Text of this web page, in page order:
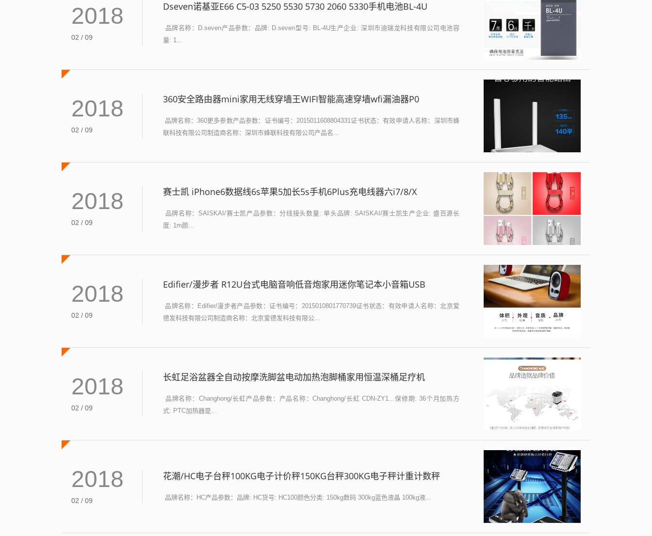
2018
02 / 09
Dseven诺基亚E66 C5-03 5250 5530 5730 2060 5330手机电池BL-4U
品牌名称：D.seven产品参数：品牌: D.seven型号: BL-4U生产企业: 深圳市迪瑞龙科技有限公司电池容
量: 1...
2018
02 / 09
360安全路由器mini家用无线穿墙王WIFI智能高速穿墙wfi漏油器P0
品牌名称：360更多参数产品参数：证书编号：2015011608804331证书状态：有效申请人名称：深圳市蜂
联科技有限公司制造商名称：深圳市蜂联科技有限公司产品名...
2018
02 / 09
赛士凯 iPhone6数据线6s苹果5加长5s手机6Plus充电线器六i7/8/X
品牌名称：SAISKAI/赛士凯产品参数：分线接头数量: 单头品牌: SAISKAI/赛士凯生产企业: 盛百源长
度: 1m颜...
2018
02 / 09
Edifier/漫步者 R12U台式电脑音响低音炮家用迷你笔记本小音箱USB
品牌名称：Edifier/漫步者产品参数：证书编号：2015010801770739证书状态：有效申请人名称：北京爱
德发科技有限公司制造商名称：北京爱德发科技有限公...
2018
02 / 09
长虹足浴盆器全自动按摩洗脚盆电动加热泡脚桶家用恒温深桶足疗机
品牌名称：Changhong/长虹产品参数：产品名称：Changhong/长虹 CDN-ZY1...保修期: 36个月加热方
式: PTC加热器是...
2018
02 / 09
花潮/HC电子台秤100KG电子计价秤150KG台秤300KG电子秤计重计数秤
品牌名称：HC产品参数：品牌: HC货号: HC100颜色分类: 150kg数码 300kg蓝色液晶 100kg液...